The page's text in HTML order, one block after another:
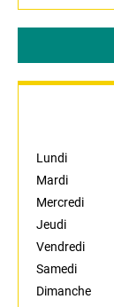
Lundi
Mardi
Mercredi
Jeudi
Vendredi
Samedi
Dimanche